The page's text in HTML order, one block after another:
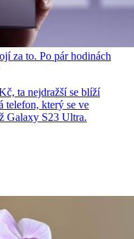
za to. Po pár hodinách
ta nejdražší se blíží
telefon, který se ve
Galaxy S23 Ultra.